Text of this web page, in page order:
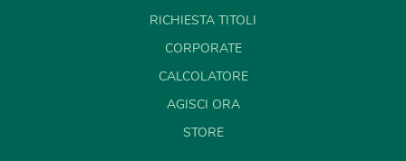
RICHIESTA TITOLI
CORPORATE
CALCOLATORE
AGISCI ORA
STORE